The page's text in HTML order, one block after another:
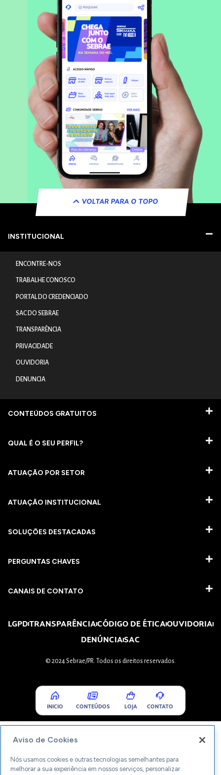
VOLTAR PARA O TOPO
INSTITUCIONAL
ENCONTRE-NOS
TRABALHE CONOSCO
PORTAL DO CREDENCIADO
SAC DO SEBRAE
TRANSPARÊNCIA
PRIVACIDADE
OUVIDORIA
DENUNCIA
CONTEÚDOS GRATUITOS
QUAL É O SEU PERFIL?
ATUAÇÃO POR SETOR
ATUAÇÃO INSTITUCIONAL
SOLUÇÕES DESTACADAS
PERGUNTAS CHAVES​
CANAIS DE CONTATO
LGPDTRANSPARÊNCIACÓDIGO DE ÉTICAOUVIDORIA
DENÚNCIASAC
© 2024 Sebrae/PR. Todos os direitos reservados.
INICIO CONTEÚDOS LOJA CONTATO
Aviso de Cookies
Nós usamos cookies e outras tecnologias semelhantes para
melhorar a sua experiência em nossos serviços, personalizar